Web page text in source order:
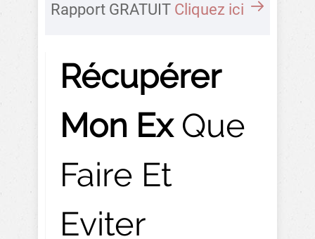
Rapport GRATUIT Cliquez ici
Récupérer
Mon ExQue
Faire Et
Eviter